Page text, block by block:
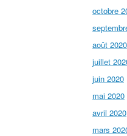
octobre
août 2020
juillet
juin 2020
mai 2020
avril 2020
mars